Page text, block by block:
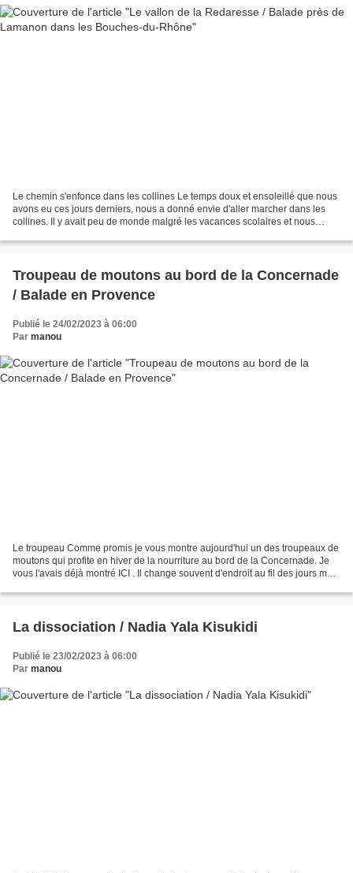
Le chemin s'enfonce dans les collines Le temps doux et ensoleillé que nous
avons eu ces jours derniers, nous a donné envie d'aller marcher dans les
collines. Il y avait peu de monde malgré les vacances scolaires et nous
Troupeau de moutons au bord de la Concernade
/ Balade en Provence
Publié le 24/02/2023 à 06:00
Par manou
Le troupeau Comme promis je vous montre aujourd'hui un des troupeaux de
moutons qui profite en hiver de la nourriture au bord de la Concernade. Je
vous l'avais déjà montré ICI . Il change souvent d'endroit au fil des jours mais
La dissociation / Nadia Yala Kisukidi
Publié le 23/02/2023 à 06:00
Par manou